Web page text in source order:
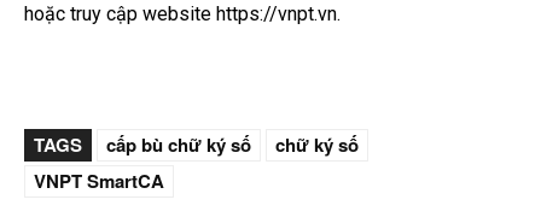
hoặc truy cập website https://vnpt.vn.
TAGS cấp bù chữ ký số
chữ ký số
VNPT SmartCA